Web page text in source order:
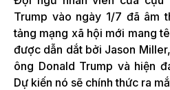
Trump vào ngày 1/7 đã âm
tảng mạng xã hội mới mang
được dẫn dắt bởi Jason
ông Donald Trump và hiện
Dự kiến nó sẽ chính thức ra